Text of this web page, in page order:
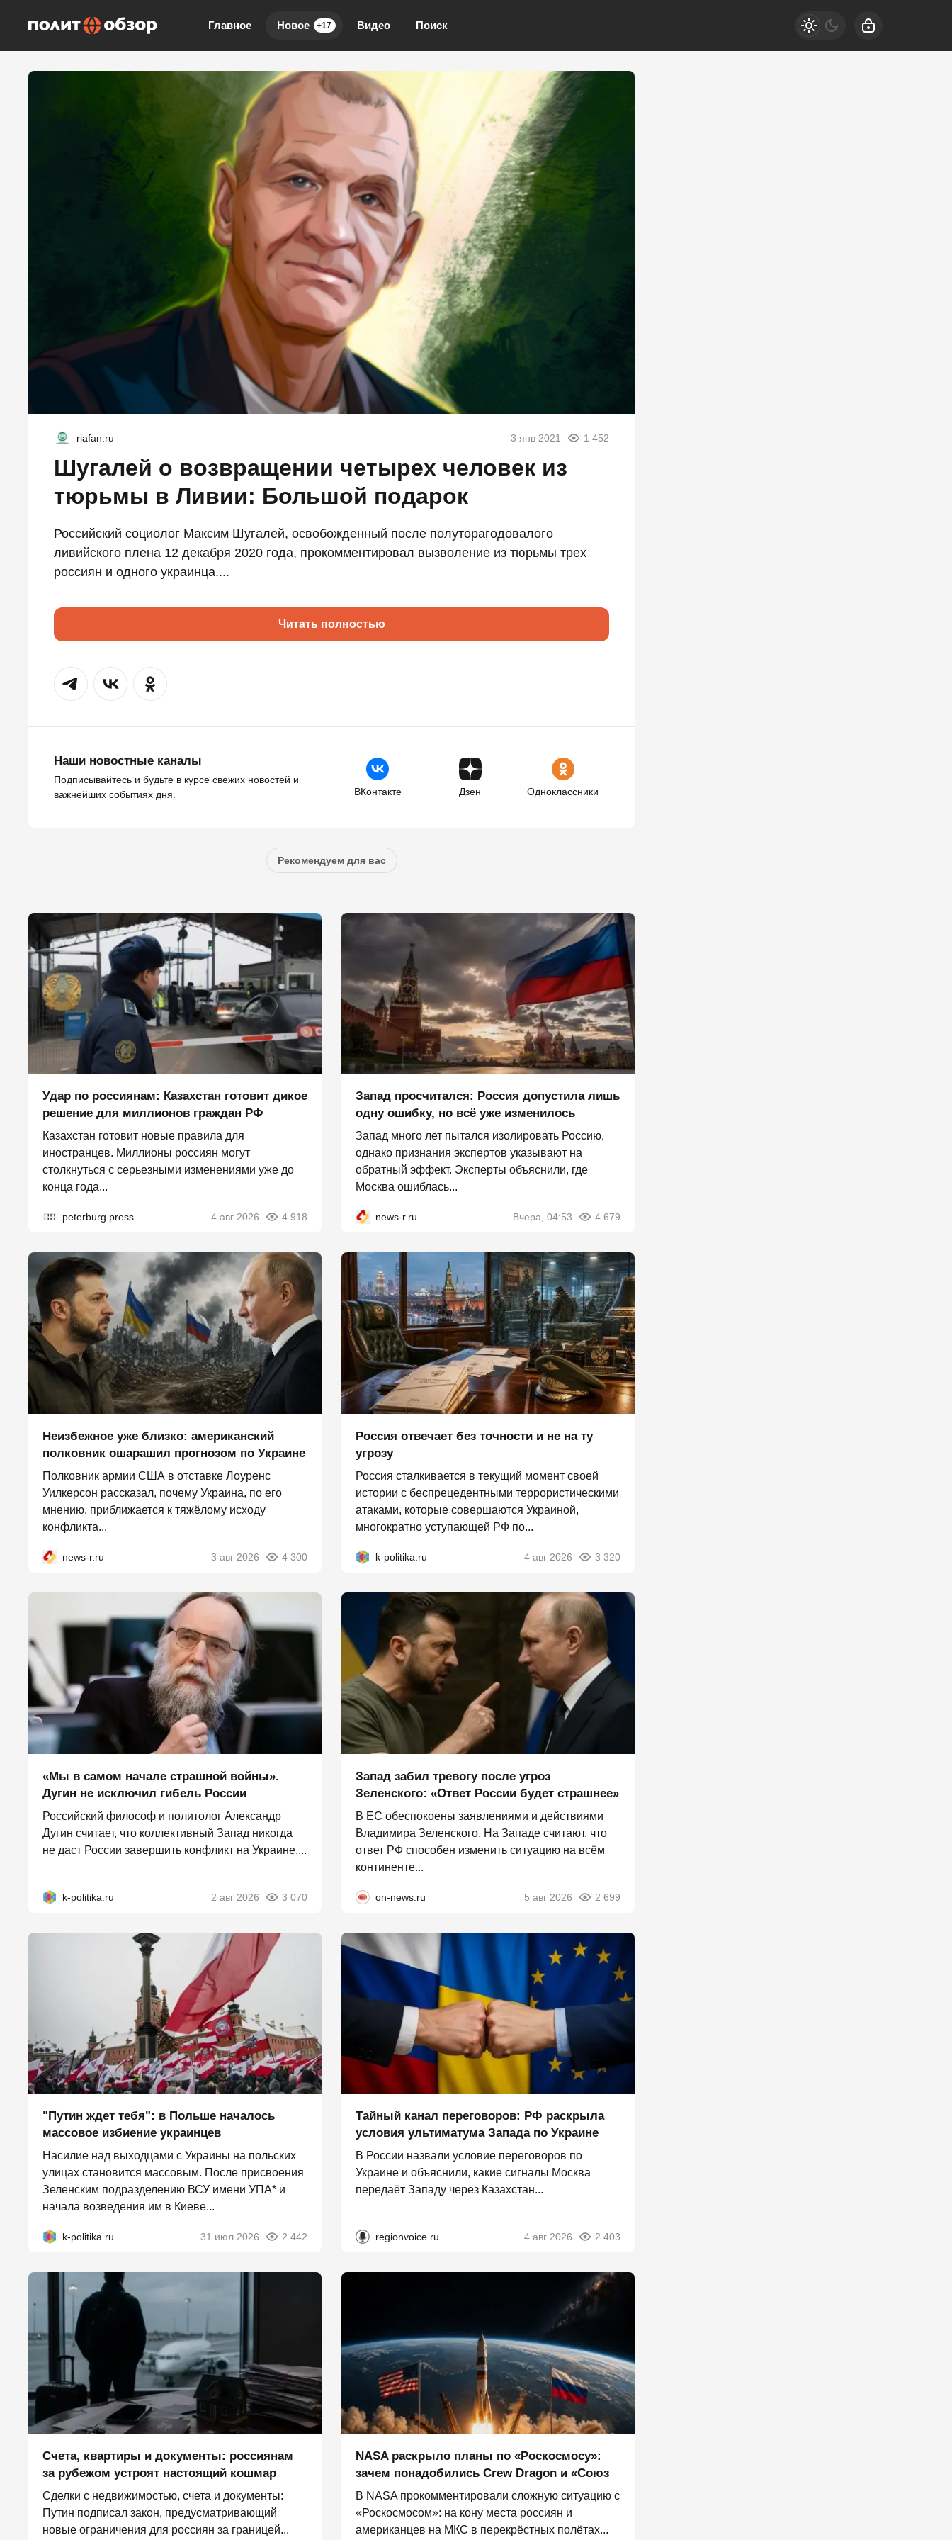
Главное Новое +17 Видео Поиск
riafan.ru 3 янв 2021 1 452
Шугалей о возвращении четырех человек из
тюрьмы в Ливии: Большой подарок
Российский социолог Максим Шугалей, освобожденный после полуторагодовалого
ливийского плена 12 декабря 2020 года, прокомментировал вызволение из тюрьмы трех
россиян и одного украинца....
Читать полностью
Наши новостные каналы
Подписывайтесь и будьте в курсе свежих новостей и
важнейших событиях дня.
ВКонтакте Дзен Одноклассники
Рекомендуем для вас
Удар по россиянам: Казахстан готовит дикое
решение для миллионов граждан РФ
Казахстан готовит новые правила для
иностранцев. Миллионы россиян могут
столкнуться с серьезными изменениями уже до
конца года...
peterburg.press 4 авг 2026 4 918
Запад просчитался: Россия допустила лишь
одну ошибку, но всё уже изменилось
Запад много лет пытался изолировать Россию,
однако признания экспертов указывают на
обратный эффект. Эксперты объяснили, где
Москва ошиблась...
news-r.ru Вчера, 04:53 4 679
Неизбежное уже близко: американский
полковник ошарашил прогнозом по Украине
Полковник армии США в отставке Лоуренс
Уилкерсон рассказал, почему Украина, по его
мнению, приближается к тяжёлому исходу
конфликта...
news-r.ru 3 авг 2026 4 300
Россия отвечает без точности и не на ту
угрозу
Россия сталкивается в текущий момент своей
истории с беспрецедентными террористическими
атаками, которые совершаются Украиной,
многократно уступающей РФ по...
k-politika.ru 4 авг 2026 3 320
«Мы в самом начале страшной войны».
Дугин не исключил гибель России
Российский философ и политолог Александр
Дугин считает, что коллективный Запад никогда
не даст России завершить конфликт на Украине....
k-politika.ru 2 авг 2026 3 070
Запад забил тревогу после угроз
Зеленского: «Ответ России будет страшнее»
В ЕС обеспокоены заявлениями и действиями
Владимира Зеленского. На Западе считают, что
ответ РФ способен изменить ситуацию на всём
континенте...
on-news.ru 5 авг 2026 2 699
"Путин ждет тебя": в Польше началось
массовое избиение украинцев
Насилие над выходцами с Украины на польских
улицах становится массовым. После присвоения
Зеленским подразделению ВСУ имени УПА* и
начала возведения им в Киеве...
k-politika.ru 31 июл 2026 2 442
Тайный канал переговоров: РФ раскрыла
условия ультиматума Запада по Украине
В России назвали условие переговоров по
Украине и объяснили, какие сигналы Москва
передаёт Западу через Казахстан...
regionvoice.ru 4 авг 2026 2 403
Счета, квартиры и документы: россиянам
за рубежом устроят настоящий кошмар
Сделки с недвижимостью, счета и документы:
Путин подписал закон, предусматривающий
новые ограничения для россиян за границей...
NASA раскрыло планы по «Роскосмосу»:
зачем понадобились Crew Dragon и «Союз
В NASA прокомментировали сложную ситуацию с
«Роскосмосом»: на кону места россиян и
американцев на МКС в перекрёстных полётах...